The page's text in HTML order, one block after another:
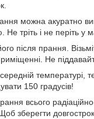
можна акуратно
тріть і не періть у
після прання.
Не
температурі,
150 градусів!
всього
зберегти